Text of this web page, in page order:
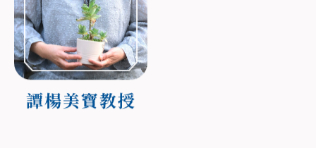
譚楊美寶教授